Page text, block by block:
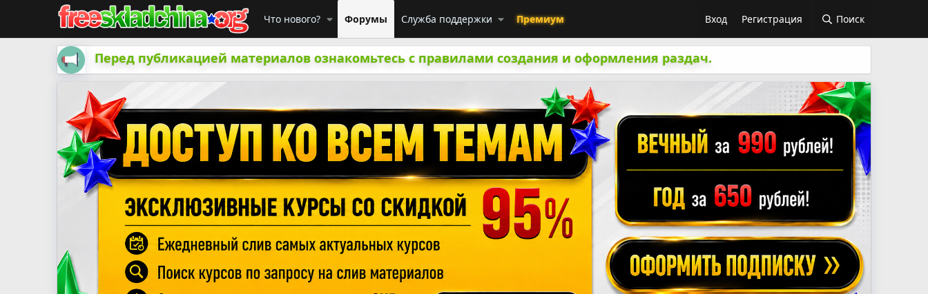
Что нового? Форумы Служба поддержки Премиум Вход Регистрация Поиск
Перед публикацией материалов ознакомьтесь с правилами создания и оформления раздач.